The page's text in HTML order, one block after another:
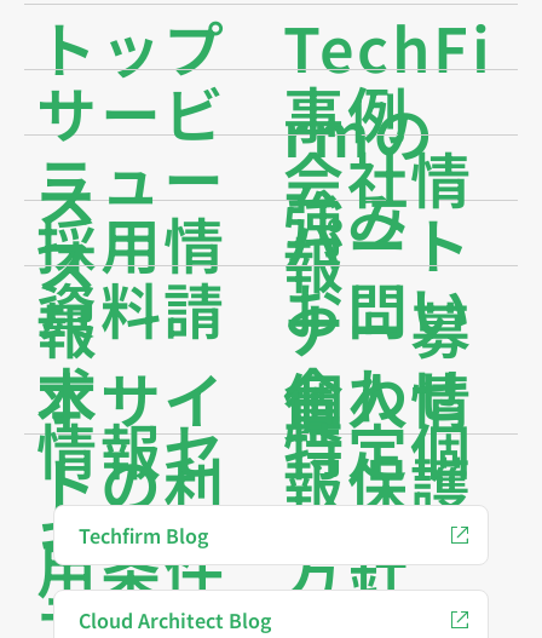
トップ
採用情
報
ニュー
ス
本サイ
トの利
用条件
サービ
ス
資料請
求
情報セ
キュリ
ティ基
TechFi
rmの
強み
パート
ナー募
集
会社情
報
個人情
報保護
方針
事例
お問い
合わせ
特定個
人情報
保護方
Techfirm Blog
Cloud Architect Blog